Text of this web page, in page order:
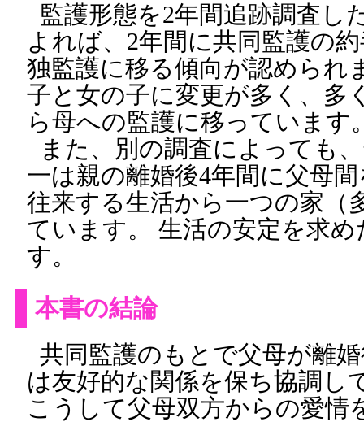
監護形態を2年間追跡調査し
よれば、2年間に共同監護の
独監護に移る傾向が認められ
子と女の子に変更が多く、多
ら母への監護に移っています
また、別の調査によっても
一は親の離婚後4年間に父母
往来する生活から一つの家（
ています。 生活の安定を求
す。
本書の結論
共同監護のもとで父母が離
は友好的な関係を保ち協調し
こうして父母双方からの愛情